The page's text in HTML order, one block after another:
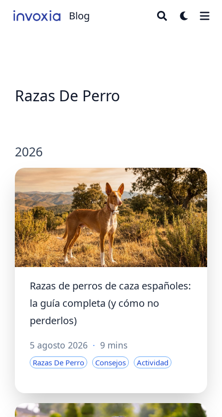
Blog Blog
Razas De Perro
2026
Razas de perros de caza españoles:
la guía completa (y cómo no
perderlos)
5 agosto 2026 · 9 mins
Razas De Perro Consejos Actividad